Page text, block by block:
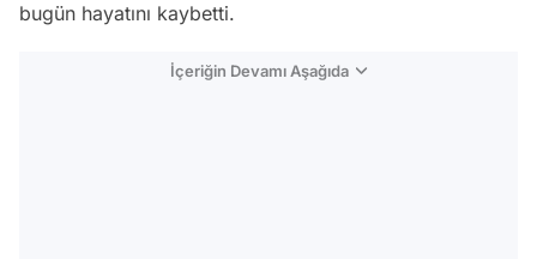
bugün hayatını kaybetti.
İçeriğin Devamı Aşağıda